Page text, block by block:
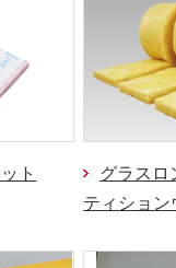
ト
グラスロ
ティション